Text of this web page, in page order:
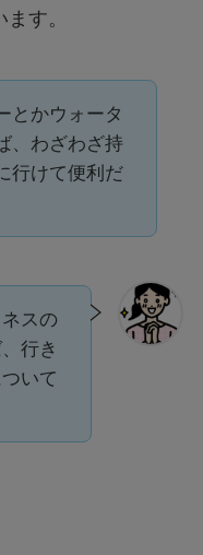
す。
とかウォータ
、わざわざ持
行けて便利だ
スの
行き
いて